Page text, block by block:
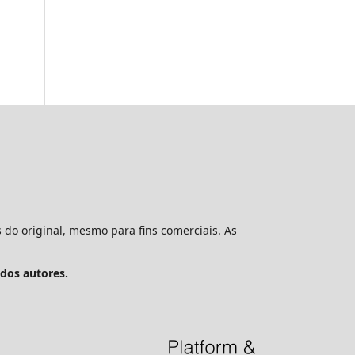
original, mesmo para fins comerciais. As
autores.